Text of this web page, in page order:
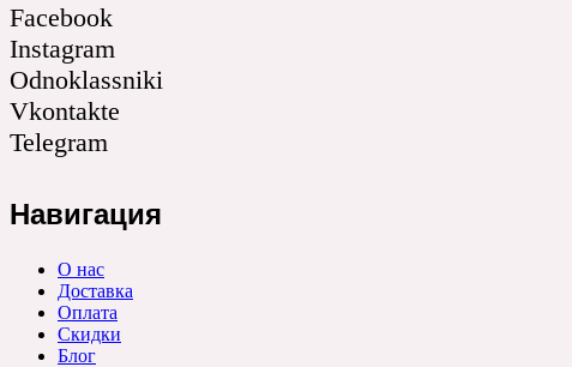
Facebook
Instagram
Odnoklassniki
Vkontakte
Telegram
Навигация
О нас
Доставка
Оплата
Скидки
Блог